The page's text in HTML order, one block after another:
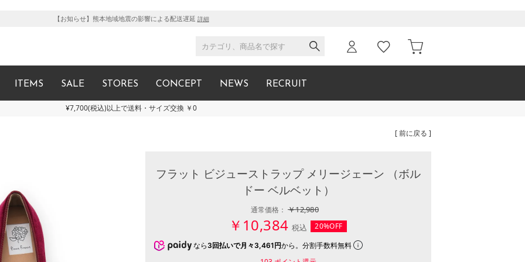
【お知らせ】熊本地域地震の影響による配送遅延 詳細
ITEMS SALE STORES CONCEPT NEWS RECRUIT
¥7,700(税込)以上で送料・サイズ交換 ￥0
[ 前に戻る ]
フラット ビジューストラップ メリージェーン （ボル
ドー ベルベット）
通常価格：￥12,980
￥10,384 税込 20%OFF
なら 3回払いで月々3,461円から。分割手数料無料